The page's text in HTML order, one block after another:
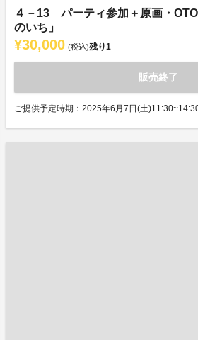
４－13 パーティ参加＋原画・
のいち」
¥30,000 (税込)残り1
販売終了
ご提供予定時期：2025年6月7日(土